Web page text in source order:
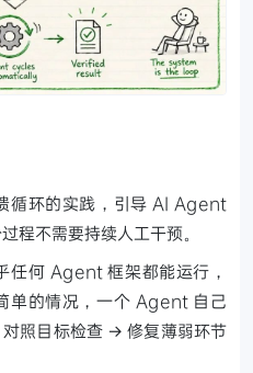
循环的实践，引导 AI Agent
程不需要持续人工干预。
任何 Agent 框架都能运行，
单的情况，一个 Agent 自己
照目标检查 → 修复薄弱环节